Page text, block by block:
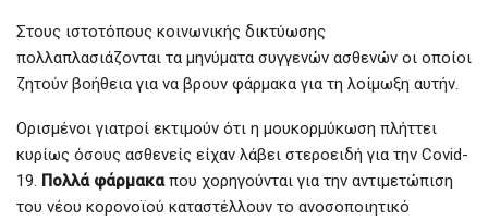
Στους ιστοτόπους κοινωνικής δικτύωσης
πολλαπλασιάζονται τα μηνύματα συγγενών ασθενών οι οποίοι
ζητούν βοήθεια για να βρουν φάρμακα για τη λοίμωξη αυτήν.
Ορισμένοι γιατροί εκτιμούν ότι η μουκορμύκωση πλήττει
κυρίως όσους ασθενείς είχαν λάβει στεροειδή για την Covid-
19. Πολλά φάρμακαπου χορηγούνται για την αντιμετώπιση
του νέου κορονοϊού καταστέλλουν το ανοσοποιητικό